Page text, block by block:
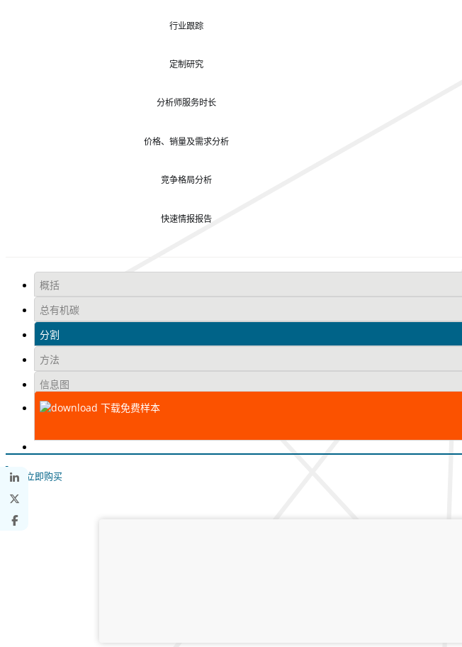
行业跟踪
定制研究
分析师服务时长
价格、销量及需求分析
竞争格局分析
快速情报报告
概括
总有机碳
分割
方法
信息图
下载免费样本
立即购买